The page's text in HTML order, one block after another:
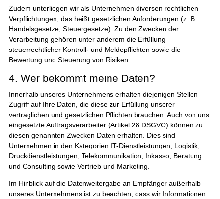
Zudem unterliegen wir als Unternehmen diversen rechtlichen
Verpflichtungen, das heißt gesetzlichen Anforderungen (z. B.
Handelsgesetze, Steuergesetze). Zu den Zwecken der
Verarbeitung gehören unter anderem die Erfüllung
steuerrechtlicher Kontroll- und Meldepflichten sowie die
Bewertung und Steuerung von Risiken.
4. Wer bekommt meine Daten?
Innerhalb unseres Unternehmens erhalten diejenigen Stellen
Zugriff auf Ihre Daten, die diese zur Erfüllung unserer
vertraglichen und gesetzlichen Pflichten brauchen. Auch von uns
eingesetzte Auftragsverarbeiter (Artikel 28 DSGVO) können zu
diesen genannten Zwecken Daten erhalten. Dies sind
Unternehmen in den Kategorien IT-Dienstleistungen, Logistik,
Druckdienstleistungen, Telekommunikation, Inkasso, Beratung
und Consulting sowie Vertrieb und Marketing.
Im Hinblick auf die Datenweitergabe an Empfänger außerhalb
unseres Unternehmens ist zu beachten, dass wir Informationen